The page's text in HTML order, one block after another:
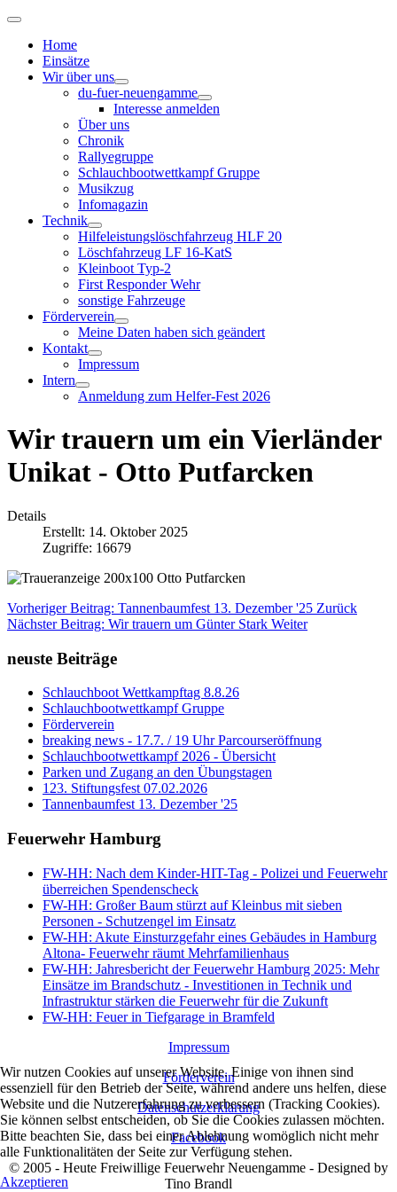
Home
Einsätze
Wir über uns
du-fuer-neuengamme
Interesse anmelden
Über uns
Chronik
Rallyegruppe
Schlauchbootwettkampf Gruppe
Musikzug
Infomagazin
Technik
Hilfeleistungslöschfahrzeug HLF 20
Löschfahrzeug LF 16-KatS
Kleinboot Typ-2
First Responder Wehr
sonstige Fahrzeuge
Förderverein
Meine Daten haben sich geändert
Kontakt
Impressum
Intern
Anmeldung zum Helfer-Fest 2026
Wir trauern um ein Vierländer
Unikat - Otto Putfarcken
Details
Erstellt: 14. Oktober 2025
Zugriffe: 16679
Vorheriger Beitrag: Tannenbaumfest 13. Dezember '25 Zurück
Nächster Beitrag: Wir trauern um Günter Stark Weiter
neuste Beiträge
Schlauchboot Wettkampftag 8.8.26
Schlauchbootwettkampf Gruppe
Förderverein
breaking news - 17.7. / 19 Uhr Parcourseröffnung
Schlauchbootwettkampf 2026 - Übersicht
Parken und Zugang an den Übungstagen
123. Stiftungsfest 07.02.2026
Tannenbaumfest 13. Dezember '25
Feuerwehr Hamburg
FW-HH: Nach dem Kinder-HIT-Tag - Polizei und Feuerwehr
überreichen Spendenscheck
FW-HH: Großer Baum stürzt auf Kleinbus mit sieben
Personen - Schutzengel im Einsatz
FW-HH: Akute Einsturzgefahr eines Gebäudes in Hamburg
Altona- Feuerwehr räumt Mehrfamilienhaus
FW-HH: Jahresbericht der Feuerwehr Hamburg 2025: Mehr
Einsätze im Brandschutz - Investitionen in Technik und
Infrastruktur stärken die Feuerwehr für die Zukunft
FW-HH: Feuer in Tiefgarage in Bramfeld
Impressum
Förderverein
Datenschutzerklärung
Facebook
© 2005 - Heute Freiwillige Feuerwehr Neuengamme - Designed by
Tino Brandl
Wir nutzen Cookies auf unserer Website. Einige von ihnen sind
essenziell für den Betrieb der Seite, während andere uns helfen, diese
Website und die Nutzererfahrung zu verbessern (Tracking Cookies).
Sie können selbst entscheiden, ob Sie die Cookies zulassen möchten.
Bitte beachten Sie, dass bei einer Ablehnung womöglich nicht mehr
alle Funktionalitäten der Seite zur Verfügung stehen.
Akzeptieren